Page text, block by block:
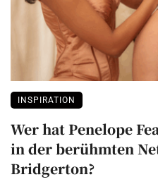
INSPIRATION
Wer hat Penelope
in der berühmten
Bridgerton?